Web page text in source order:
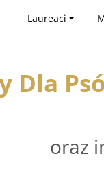
Laureaci
Dla
oraz